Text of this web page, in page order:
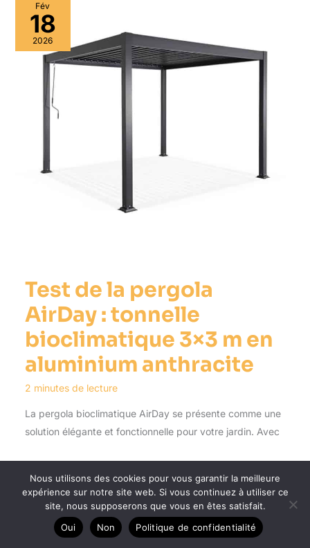
Fév
18
2026
Test de la pergola
AirDay : tonnelle
bioclimatique 3×3 m en
aluminium anthracite
2 minutes de lecture
La pergola bioclimatique AirDay se présente comme une
solution élégante et fonctionnelle pour votre jardin. Avec
30
Nous utilisons des cookies pour vous garantir la meilleure
expérience sur notre site web. Si vous continuez à utiliser ce
site, nous supposerons que vous en êtes satisfait.
Oui
Non Politique de confidentialité